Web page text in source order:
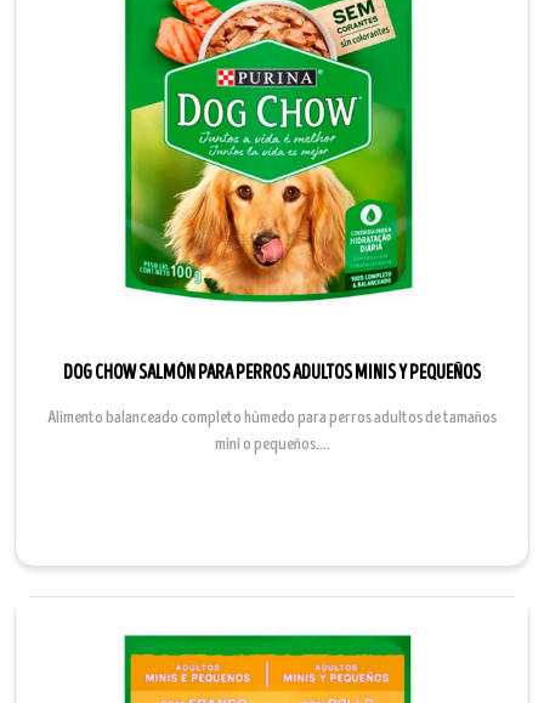
DOG CHOW SALMÓN PARA PERROS ADULTOS MINIS Y PEQUEÑOS
Alimento balanceado completo húmedo para perros adultos de tamaños
mini o pequeños....